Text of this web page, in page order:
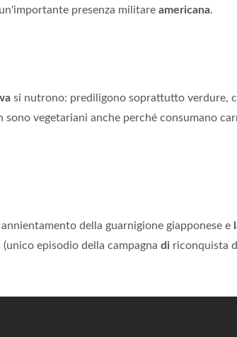
presenza militare americana.
si nutrono: prediligono soprattutto verdure,
sono vegetariani anche perché consumano
della guarnigione giapponese e
episodio della campagna di riconquista